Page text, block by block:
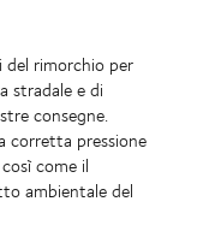
rimorchio per
stradale e di
consegne.
corretta pressione
come il
ambientale del